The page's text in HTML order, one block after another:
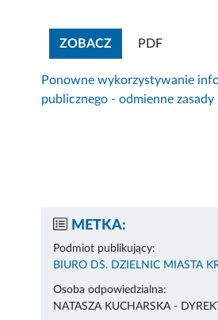
ZOBACZZOBACZ
PDF
Ponowne wykorzystywanie
publicznego - odmienne zasady
METKA:
Podmiot publikujący:
BIURO DS. DZIELNIC MIASTA
Osoba odpowiedzialna:
NATASZA KUCHARSKA -